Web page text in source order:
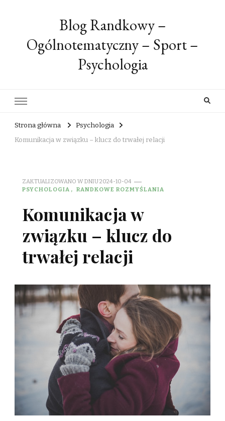
Blog Randkowy –
Ogólnotematyczny – Sport –
Psychologia
Strona główna
Psychologia
Komunikacja w związku – klucz do trwałej relacji
ZAKTUALIZOWANO W DNIU2024-10-04
PSYCHOLOGIA
RANDKOWE ROZMYŚLANIA
Komunikacja w
związku – klucz do
trwałej relacji